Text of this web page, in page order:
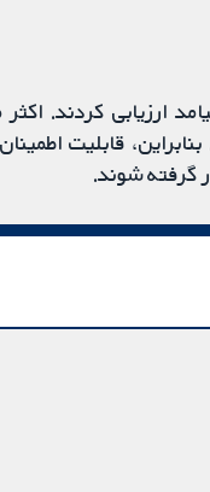
ارزیابی کردند. اکثر
قابلیت
گرفته شوند.